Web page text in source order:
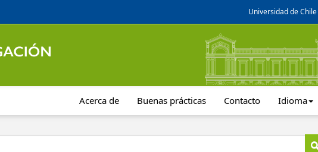
Universidad de Chile
Acerca de Buenas prácticas Contacto Idioma